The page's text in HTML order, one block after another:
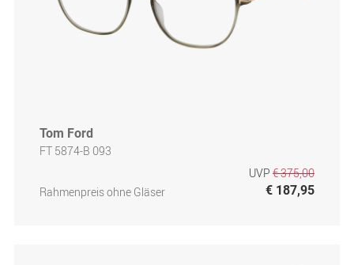
Tom Ford
FT 5874-B 093
Rahmenpreis ohne Gläser
UVP € 375,00
€ 187,95